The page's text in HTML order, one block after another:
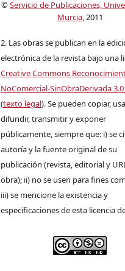
©Servicio de Publicaciones,
Murcia, 2011
2. Las obras se publican en la
electrónica de la revista bajo una
Creative Commons
NoComercial-SinObraDerivada
(texto legal). Se pueden copiar,
difundir, transmitir y exponer
públicamente, siempre que: i) se
autoría y la fuente original de su
publicación (revista, editorial y
obra); ii) no se usen para fines
iii) se mencione la existencia y
especificaciones de esta licencia